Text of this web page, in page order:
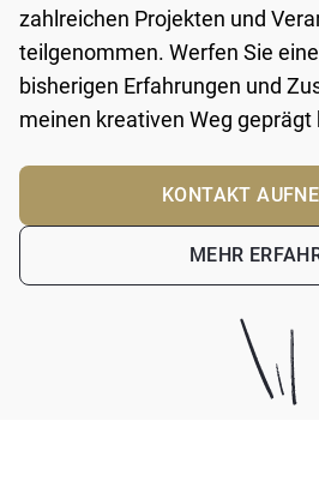
zahlreichen Projekten und
teilgenommen. Werfen Sie
bisherigen Erfahrungen und
meinen kreativen Weg geprägt
KONTAKT
MEHR